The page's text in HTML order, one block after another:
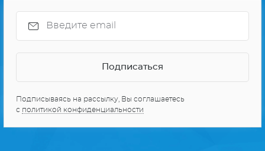
Подписываясь на рассылку, Вы соглашаетесь
с политикой конфиденциальности